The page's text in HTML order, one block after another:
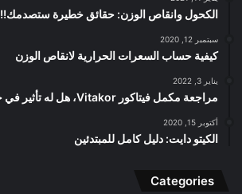
الكحول وانقاص الوزن: حقائق خطيرة ستصدمك!!
سبتمبر 12, 2020
كيفية حساب السعرات الحرارية لانقاص الوزن
يناير 3, 2022
مراجعة مكمل فيتاكور Vitakor، هل له تأثير في حرق دهون الجسم؟
أكتوبر 15, 2020
الكيتو دايت: دليل كامل للمبتدئين
Categories